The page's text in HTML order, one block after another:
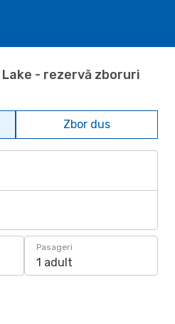
- rezervă zboruri
Zbor dus
Pasageri
1 adult